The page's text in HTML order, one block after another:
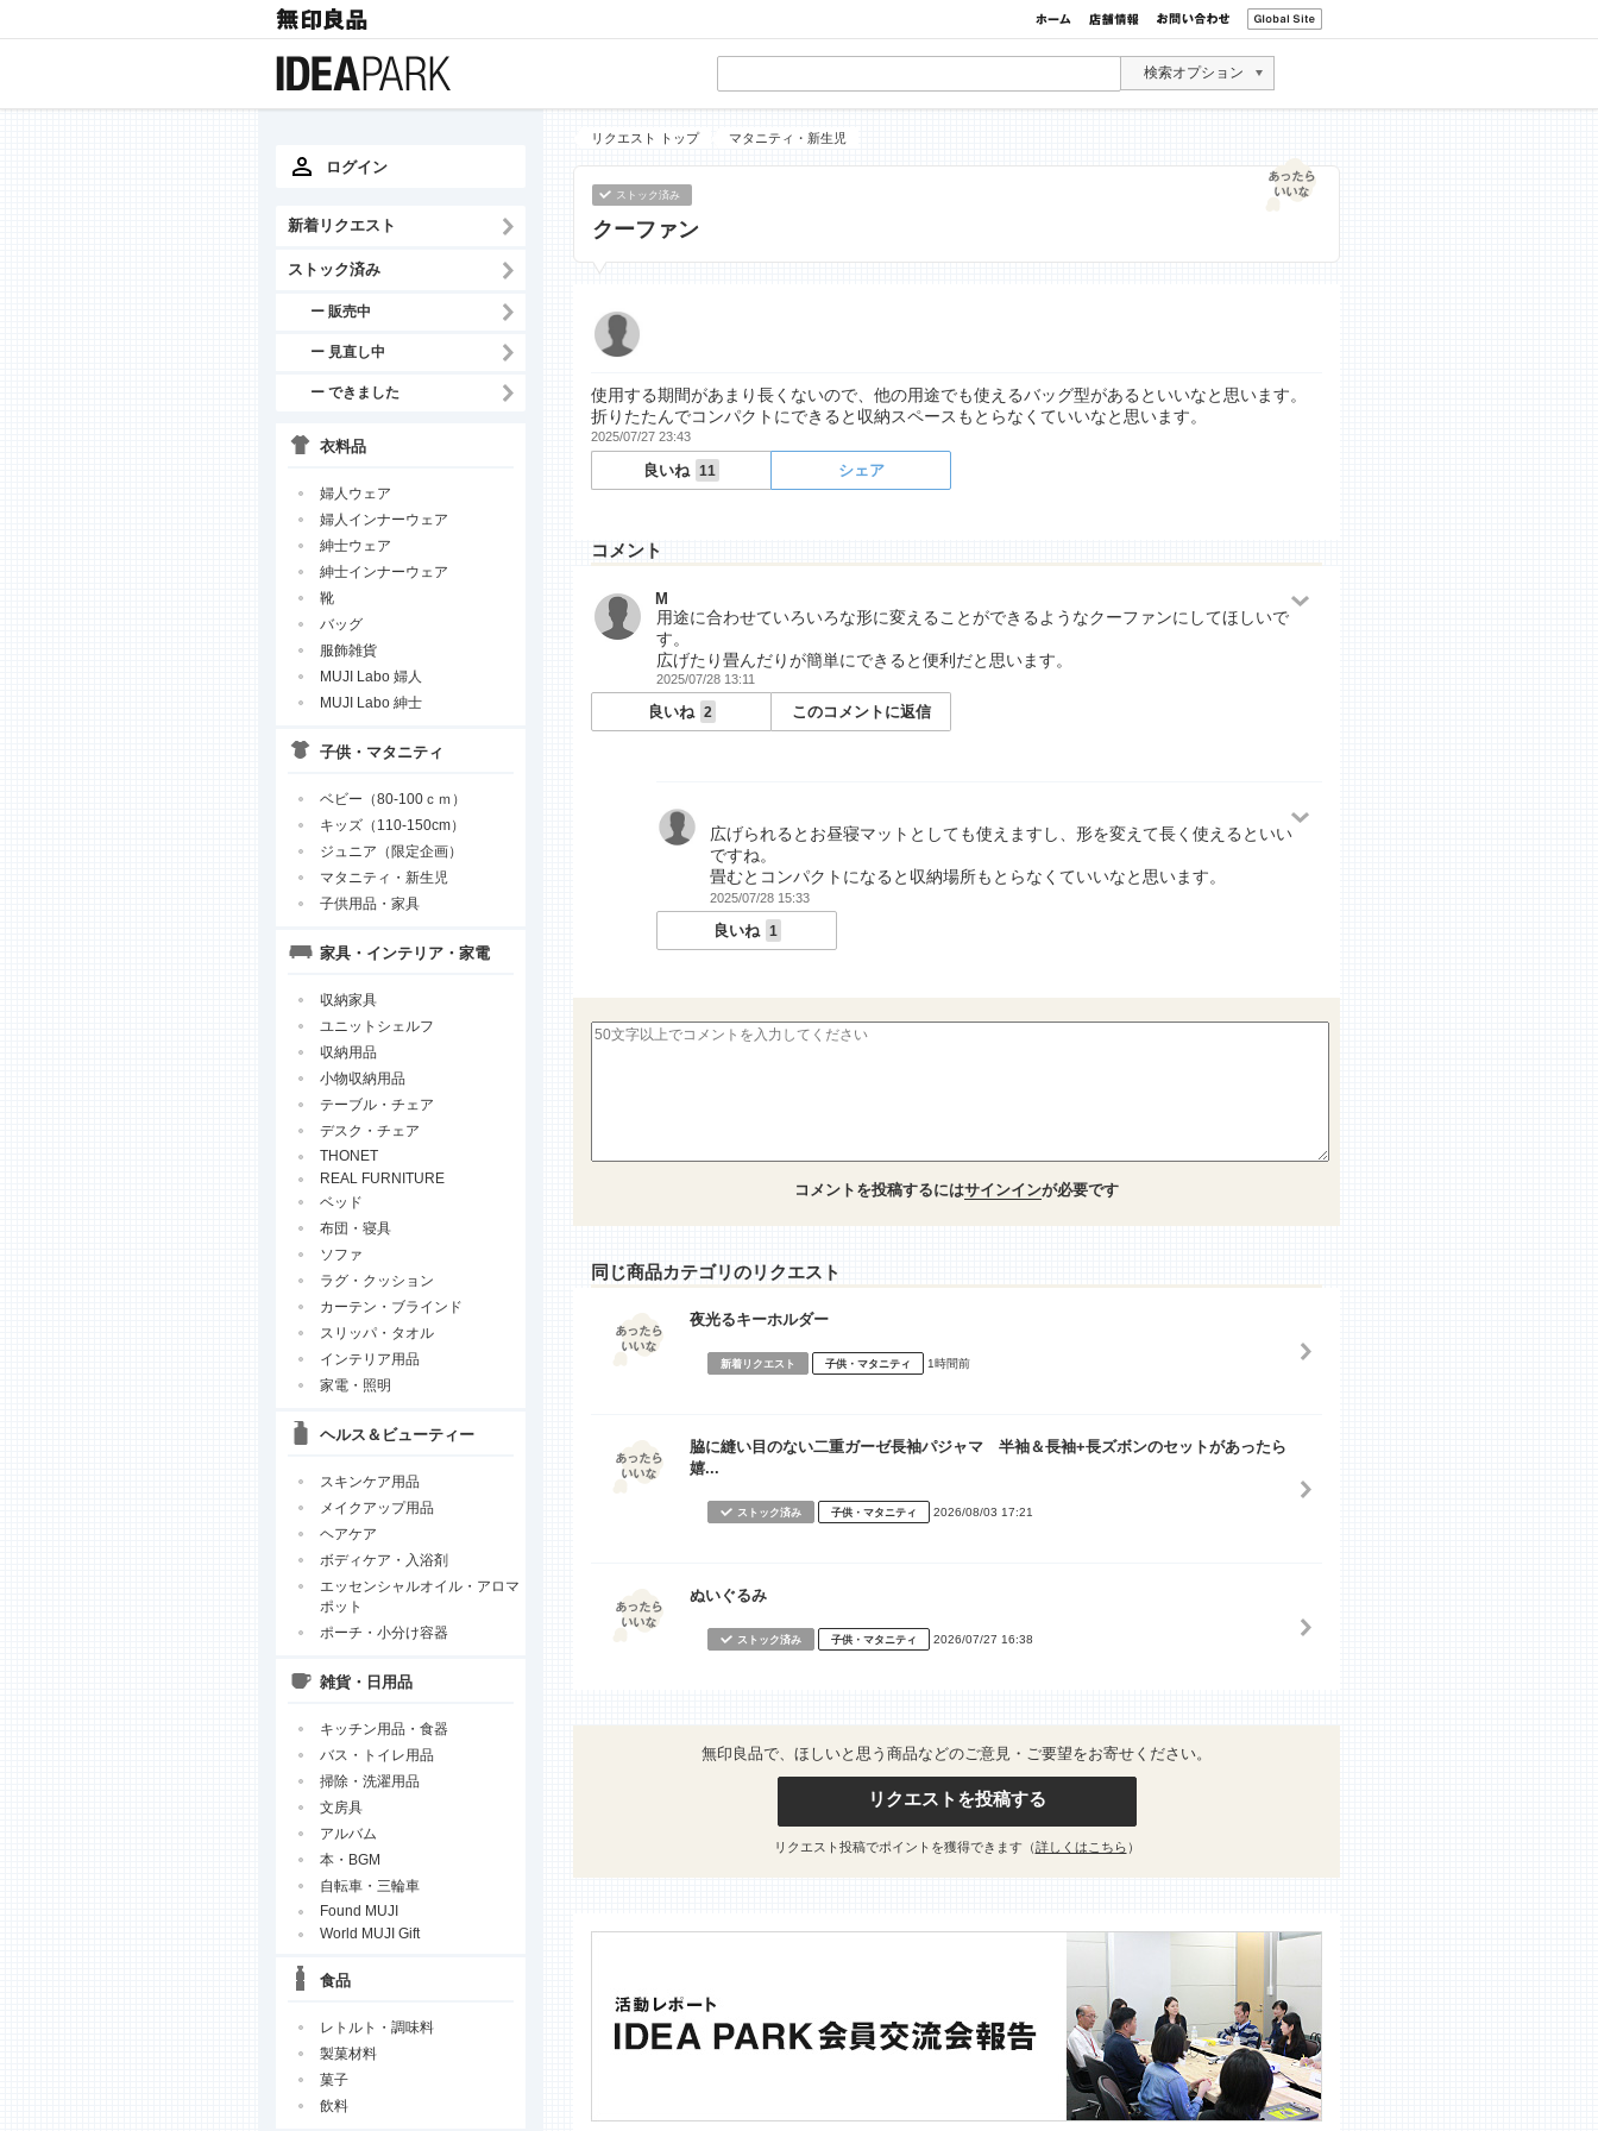
検索オプション
ログイン
新着リクエスト
ストック済み
ー 販売中
ー 見直し中
ー できました
衣料品
婦人ウェア
婦人インナーウェア
紳士ウェア
紳士インナーウェア
靴
バッグ
服飾雑貨
MUJI Labo 婦人
MUJI Labo 紳士
子供・マタニティ
ベビー（80-100ｃｍ）
キッズ（110-150cm）
ジュニア（限定企画）
マタニティ・新生児
子供用品・家具
家具・インテリア・家電
収納家具
ユニットシェルフ
収納用品
小物収納用品
テーブル・チェア
デスク・チェア
THONET
REAL FURNITURE
ベッド
布団・寝具
ソファ
ラグ・クッション
カーテン・ブラインド
スリッパ・タオル
インテリア用品
家電・照明
ヘルス＆ビューティー
スキンケア用品
メイクアップ用品
ヘアケア
ボディケア・入浴剤
エッセンシャルオイル・アロマ
ポット
ポーチ・小分け容器
雑貨・日用品
キッチン用品・食器
バス・トイレ用品
掃除・洗濯用品
文房具
アルバム
本・BGM
自転車・三輪車
Found MUJI
World MUJI Gift
食品
レトルト・調味料
製菓材料
菓子
飲料
リクエスト トップ マタニティ・新生児
ストック済み
クーファン
使用する期間があまり長くないので、他の用途でも使えるバッグ型があるといいなと思います。
折りたたんでコンパクトにできると収納スペースもとらなくていいなと思います。
2025/07/27 23:43
良いね 11 シェア
コメント
M
用途に合わせていろいろな形に変えることができるようなクーファンにしてほしいで
す。
広げたり畳んだりが簡単にできると便利だと思います。
2025/07/28 13:11
良いね 2 このコメントに返信
広げられるとお昼寝マットとしても使えますし、形を変えて長く使えるといい
ですね。
畳むとコンパクトになると収納場所もとらなくていいなと思います。
2025/07/28 15:33
良いね 1
コメントを投稿するにはサインインが必要です
同じ商品カテゴリのリクエスト
夜光るキーホルダー
新着リクエスト 子供・マタニティ 1時間前
脇に縫い目のない二重ガーゼ長袖パジャマ 半袖＆長袖+長ズボンのセットがあったら
嬉...
ストック済み 子供・マタニティ 2026/08/03 17:21
ぬいぐるみ
ストック済み 子供・マタニティ 2026/07/27 16:38
無印良品で、ほしいと思う商品などのご意見・ご要望をお寄せください。
リクエストを投稿する
リクエスト投稿でポイントを獲得できます（詳しくはこちら ）